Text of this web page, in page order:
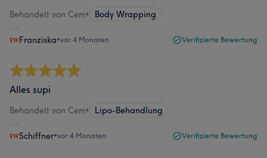
Behandelt von Cem• Body Wrapping
Franziska•vor 4 Monaten Verifizierte Bewertung
Alles supi
Behandelt von Cem• Lipo-Behandlung
Schiffner•vor 4 Monaten Verifizierte Bewertung